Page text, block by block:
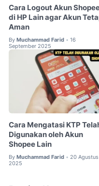
Cara Logout Akun
di HP Lain agar Akun
Aman
By Muchammad Farid • 16
September 2025
Cara Mengatasi KTP
Digunakan oleh Akun
Shopee Lain
By Muchammad Farid • 20 Agustus
2025